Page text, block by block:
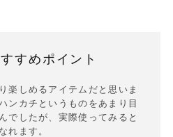
すめポイント
楽しめるアイテムだと思いま
ンカチというものをあまり目
でしたが、実際使ってみると
れます。